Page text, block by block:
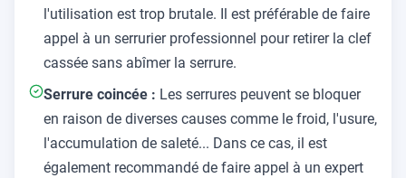
l'utilisation est trop brutale. Il est préférable de faire
appel à un serrurier professionnel pour retirer la clef
cassée sans abîmer la serrure.
Serrure coincée : Les serrures peuvent se bloquer
en raison de diverses causes comme le froid, l'usure,
l'accumulation de saleté... Dans ce cas, il est
également recommandé de faire appel à un expert